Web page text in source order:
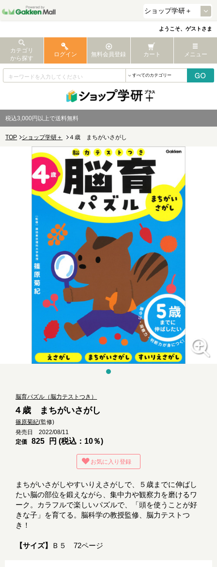
ようこそ、ゲストさま
カテゴリ
から探す
ログイン 無料会員登録 カート メニュー
税込3,000円以上で送料無料
TOP ショップ学研＋ ４歳 まちがいさがし
脳育パズル（脳力テストつき）
４歳 まちがいさがし
篠原菊紀(監修)
発売日 2022/08/11
定価
825 円 (税込：10％)
お気に入り登録
まちがいさがしやすいりえさがしで、５歳までに伸ばし
たい脳の部位を鍛えながら、集中力や観察力を磨けるワ
ーク。カラフルで楽しいパズルで、「頭を使うことが好
きな子」を育てる。脳科学の教授監修、脳力テストつ
き！
【サイズ】 Ｂ５ 72ページ